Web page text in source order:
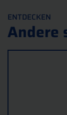
ENTDECKEN
Andere